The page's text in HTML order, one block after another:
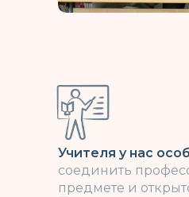
Учителя у нас
соединить
предмете и